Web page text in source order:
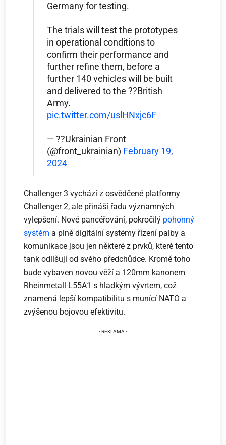
Germany for testing.
The trials will test the prototypes
in operational conditions to
confirm their performance and
further refine them, before a
further 140 vehicles will be built
and delivered to the ??British
Army.
pic.twitter.com/uslHNxjc6F
— ??Ukrainian Front
(@front_ukrainian) February 19,
2024
Challenger 3 vychází z osvědčené platformy
Challenger 2, ale přináší řadu významných
vylepšení. Nové pancéřování, pokročilý pohonný
systém a plně digitální systémy řízení palby a
komunikace jsou jen některé z prvků, které tento
tank odlišují od svého předchůdce. Kromě toho
bude vybaven novou věží a 120mm kanonem
Rheinmetall L55A1 s hladkým vývrtem, což
znamená lepší kompatibilitu s munící NATO a
zvýšenou bojovou efektivitu.